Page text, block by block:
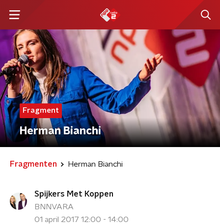
Fragment
Herman Bianchi
Fragmenten Herman Bianchi
Spijkers Met Koppen
BNNVARA
01 april 2017 12:00 - 14:00